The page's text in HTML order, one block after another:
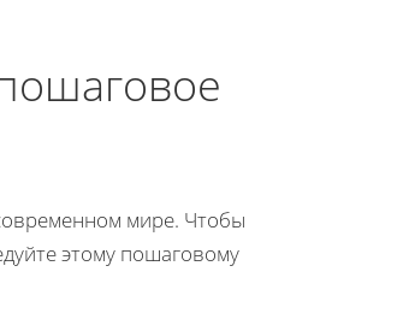
мире. Чтобы
этому пошаговому